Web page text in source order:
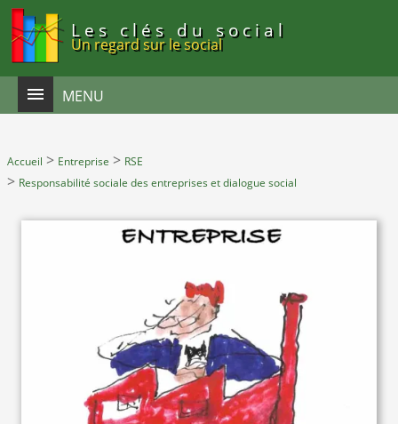
Les clés du social
Un regard sur le social
MENU
Accueil > Entreprise > RSE
> Responsabilité sociale des entreprises et dialogue social
Panneau de gestion des cookies